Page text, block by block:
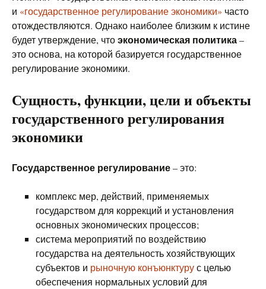
и «государственное регулирование экономики» часто
отождествляются. Однако наиболее близким к истине
будет утверждение, чтоэкономическая политика–
это основа, на которой базируется государственное
регулирование экономики.
Сущность, функции, цели и объекты
государственного регулирования
экономики
Государственное регулирование– это:
комплекс мер, действий, применяемых
государством для коррекций и установления
основных экономических процессов;
система мероприятий по воздействию
государства на деятельность хозяйствующих
субъектов и рыночную конъюнктурус целью
обеспечения нормальных условий для